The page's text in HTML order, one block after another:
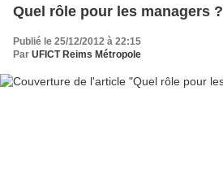
Quel rôle pour les managers ?
Publié le 25/12/2012 à 22:15
Par UFICT Reims Métropole